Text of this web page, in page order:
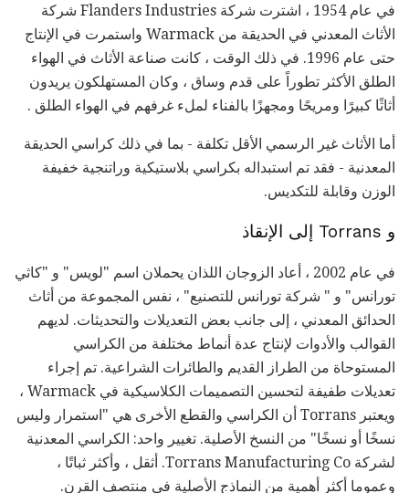
في عام 1954 ، اشترت شركة Flanders Industries شركة
الأثاث المعدني في الحديقة من Warmack واستمرت في الإنتاج
حتى عام 1996. في ذلك الوقت ، كانت صناعة الأثاث في الهواء
الطلق الأكثر تطوراً على قدم وساق ، وكان المستهلكون يريدون
أثاثًا كبيرًا ومريحًا ومجهزًا بالفناء لملء غرفهم في الهواء الطلق .
أما الأثاث غير الرسمي الأقل تكلفة - بما في ذلك كراسي الحديقة
المعدنية - فقد تم استبداله بكراسي بلاستيكية وراتنجية خفيفة
الوزن وقابلة للتكديس.
و Torrans إلى الإنقاذ
في عام 2002 ، أعاد الزوجان اللذان يحملان اسم "لويس" و "كاثي
تورانس" و " شركة تورانس للتصنيع" ، نفس المجموعة من أثاث
الحدائق المعدني ، إلى جانب بعض التعديلات والتحديثات. لديهم
القوالب والأدوات لإنتاج عدة أنماط مختلفة من الكراسي
المستوحاة من الطراز القديم والطائرات الشراعية. تم إجراء
تعديلات طفيفة لتحسين التصميمات الكلاسيكية في Warmack ،
ويعتبر Torrans أن الكراسي والقطع الأخرى هي "استمرار وليس
نسخًا أو نسخًا" من النسخ الأصلية. تغيير واحد: الكراسي المعدنية
لشركة Torrans Manufacturing Co. أثقل ، وأكثر ثباتًا ،
وعموما أكثر أهمية من النماذج الأصلية في منتصف القرن.